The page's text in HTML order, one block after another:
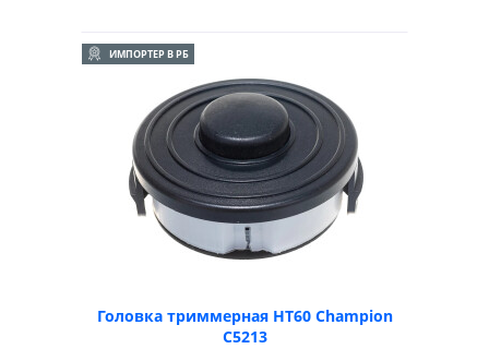
ИМПОРТЕР В РБ
Головка триммерная HT60 Champion
C5213